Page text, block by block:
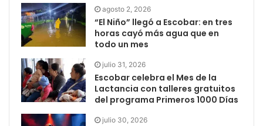
agosto 2, 2026
“El Niño” llegó a Escobar: en tres
horas cayó más agua que en
todo un mes
julio 31, 2026
Escobar celebra el Mes de la
Lactancia con talleres gratuitos
del programa Primeros 1000 Días
julio 30, 2026